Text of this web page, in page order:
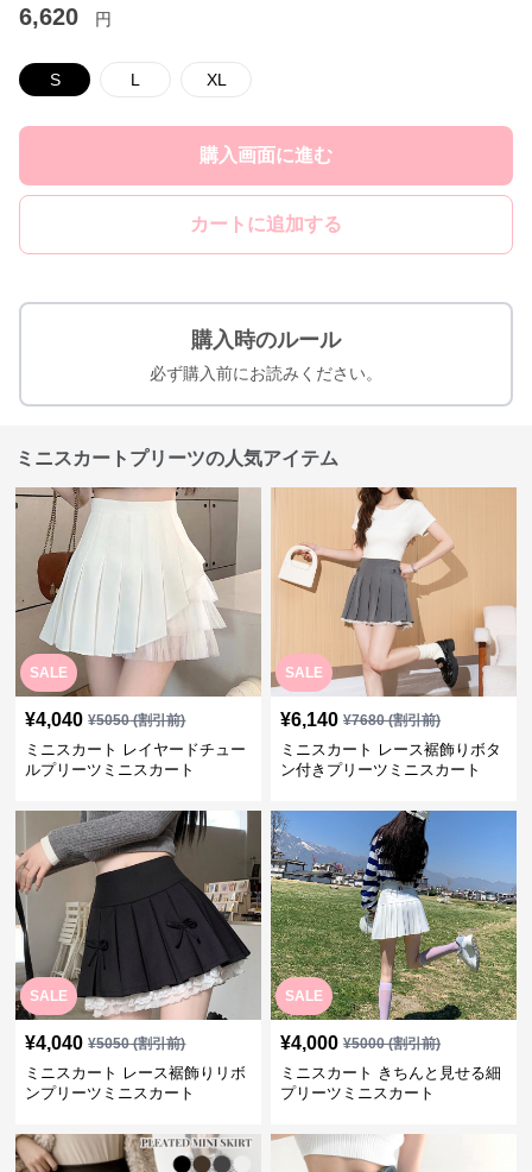
6,620 円
S L XL
購入画面に進む
カートに追加する
購入時のルール
必ず購入前にお読みください。
ミニスカートプリーツの人気アイテム
SALE
¥4,040 ¥5050(割引前)
ミニスカート レイヤードチュー
ルプリーツミニスカート
SALE
¥6,140 ¥7680(割引前)
ミニスカート レース裾飾りボタ
ン付きプリーツミニスカート
SALE
¥4,040 ¥5050(割引前)
ミニスカート レース裾飾りリボ
ンプリーツミニスカート
SALE
¥4,000 ¥5000(割引前)
ミニスカート きちんと見せる細
プリーツミニスカート